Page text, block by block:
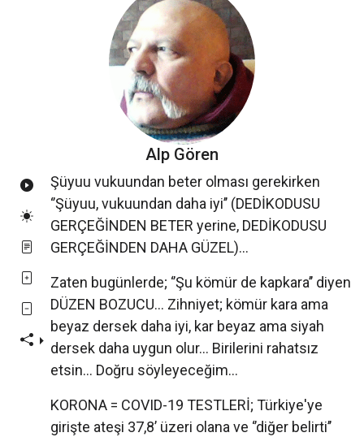
Alp Gören
Şüyuu vukuundan beter olması gerekirken
‘’Şüyuu, vukuundan daha iyi’’ (DEDİKODUSU
GERÇEĞİNDEN BETER yerine, DEDİKODUSU
GERÇEĞİNDEN DAHA GÜZEL)...
Zaten bugünlerde; ‘’Şu kömür de kapkara’’ diyen
DÜZEN BOZUCU... Zihniyet; kömür kara ama
beyaz dersek daha iyi, kar beyaz ama siyah
dersek daha uygun olur... Birilerini rahatsız
etsin... Doğru söyleyeceğim...
KORONA = COVID-19 TESTLERİ; Türkiye'ye
girişte ateşi 37,8’ üzeri olana ve ‘’diğer belirti’’